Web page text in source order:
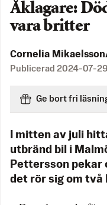
Åklagare:
vara britter
Cornelia
Publicerad 2024-07-29
Ge bort fri
I mitten av juli
utbränd bil i
Pettersson
det rör sig om